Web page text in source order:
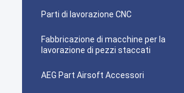
Parti di lavorazione CNC
Fabbricazione di macchine per la
lavorazione di pezzi staccati
AEG Part Airsoft Accessori